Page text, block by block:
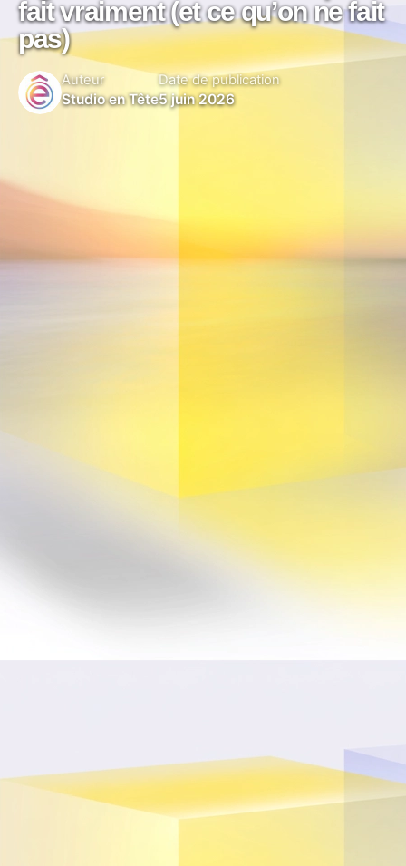
fait vraiment (et ce qu’on ne fait
pas)
Auteur
Studio en Tête
Date de publication
5 juin 2026